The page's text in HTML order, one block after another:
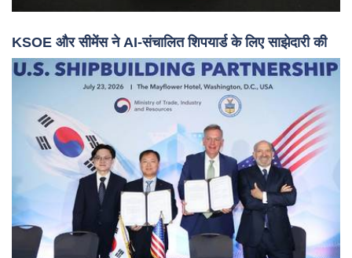
KSOE और सीमेंस ने AI-संचालित शिपयार्ड के लिए साझेदारी की